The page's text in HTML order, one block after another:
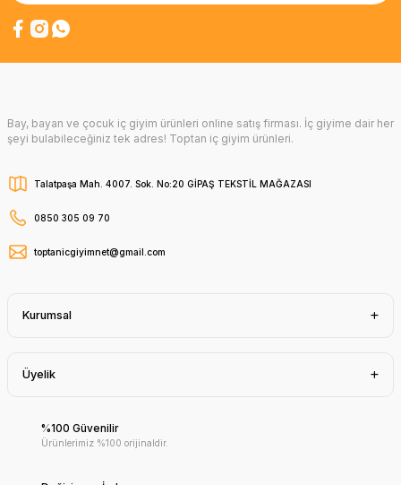
Bay, bayan ve çocuk iç giyim ürünleri online satış firması. İç giyime dair her
şeyi bulabileceğiniz tek adres! Toptan iç giyim ürünleri.
Talatpaşa Mah. 4007. Sok. No:20 GİPAŞ TEKSTİL MAĞAZASI
0850 305 09 70
toptanicgiyimnet@gmail.com
Kurumsal
Üyelik
%100 Güvenilir
Ürünlerimiz %100 orijinaldir.